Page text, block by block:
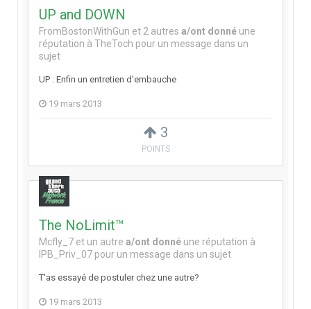
3
POINTS
UP and DOWN
FromBostonWithGun et 2 autres a/ont donné une
réputation à TheToch pour un message dans un
sujet
UP : Enfin un entretien d'embauche
19 mars 2013
The NoLimit™
Mcfly_7 et un autre a/ont donné une réputation à
IPB_Priv_07 pour un message dans un sujet
T'as essayé de postuler chez une autre?
19 mars 2013